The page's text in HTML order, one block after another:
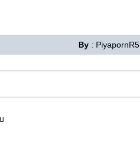
By : PiyapornR5